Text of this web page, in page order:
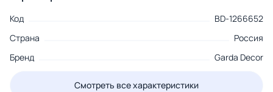
Код
BD-1266652
Страна
Россия
Бренд
Garda Decor
Смотреть все характеристики